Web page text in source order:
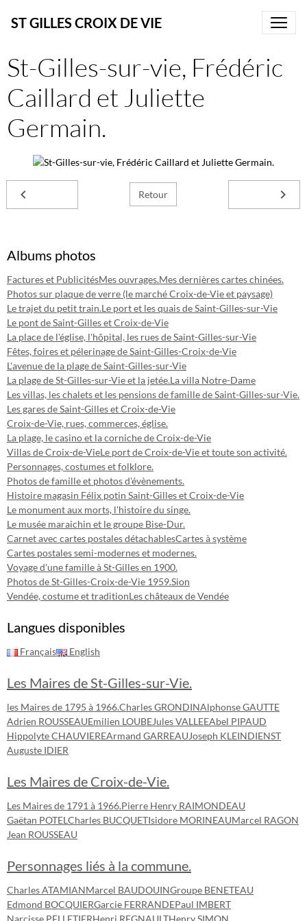
ST GILLES CROIX DE VIE
St-Gilles-sur-vie, Frédéric
Caillard et Juliette
Germain.
Retour
Albums photos
Factures et PublicitésMes ouvrages.Mes dernières cartes chinées.
Photos sur plaque de verre (le marché Croix-de-Vie et paysage)
Le trajet du petit train.Le port et les quais de Saint-Gilles-sur-Vie
Le pont de Saint-Gilles et Croix-de-Vie
La place de l'église, l'hôpital, les rues de Saint-Gilles-sur-Vie
Fêtes, foires et pélerinage de Saint-Gilles-Croix-de-Vie
L'avenue de la plage de Saint-Gilles-sur-Vie
La plage de St-Gilles-sur-Vie et la jetée.La villa Notre-Dame
Les villas, les chalets et les pensions de famille de Saint-Gilles-sur-Vie.
Les gares de Saint-Gilles et Croix-de-Vie
Croix-de-Vie, rues, commerces, église.
La plage, le casino et la corniche de Croix-de-Vie
Villas de Croix-de-VieLe port de Croix-de-Vie et toute son activité.
Personnages, costumes et folklore.
Photos de famille et photos d'évènements.
Histoire magasin Félix potin Saint-Gilles et Croix-de-Vie
Le monument aux morts, l'histoire du singe.
Le musée maraichin et le groupe Bise-Dur.
Carnet avec cartes postales détachablesCartes à système
Cartes postales semi-modernes et modernes.
Voyage d'une famille à St-Gilles en 1900.
Photos de St-Gilles-Croix-de-Vie 1959.Sion
Vendée, costume et traditionLes châteaux de Vendée
Langues disponibles
Français English
Les Maires de St-Gilles-sur-Vie.
les Maires de 1795 à 1966.Charles GRONDINAlphonse GAUTTE
Adrien ROUSSEAUEmilien LOUBEJules VALLEEAbel PIPAUD
Hippolyte CHAUVIEREArmand GARREAUJoseph KLEINDIENST
Auguste IDIER
Les Maires de Croix-de-Vie.
Les Maires de 1791 à 1966.Pierre Henry RAIMONDEAU
Gaëtan POTEL Charles BUCQUETIsidore MORINEAUMarcel RAGON
Jean ROUSSEAU
Personnages liés à la commune.
Charles ATAMIANMarcel BAUDOUINGroupe BENETEAU
Edmond BOCQUIERGarcie FERRANDEPaul IMBERT
Narcisse PELLETIERHenri REGNAULTHenry SIMON